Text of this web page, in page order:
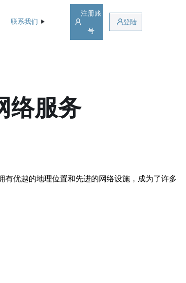
联系我们
注册账
号
登陆
络服务
优越的地理位置和先进的网络设施，成为了许多